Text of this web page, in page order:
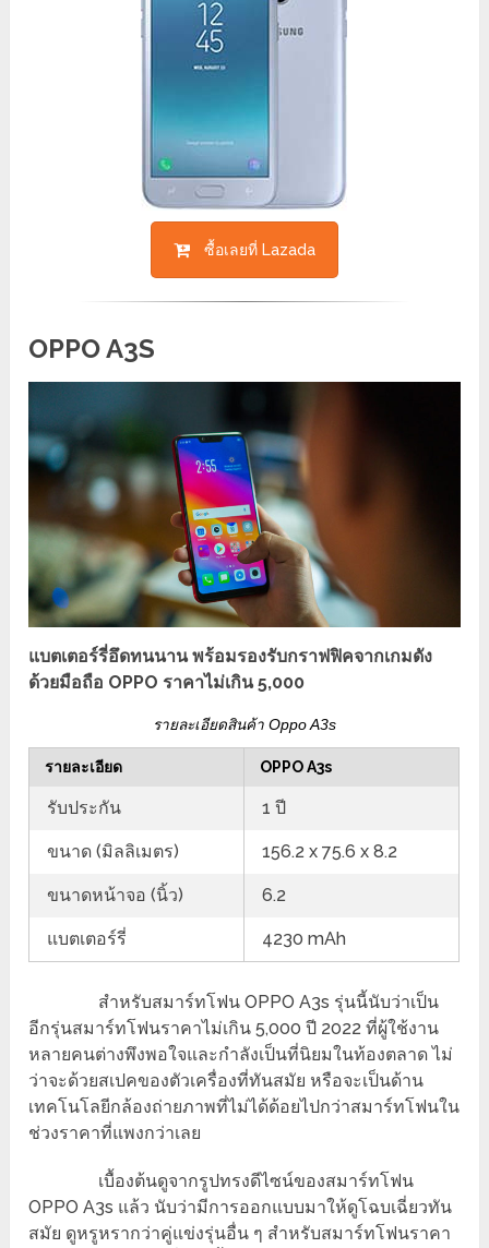
ซื้อเลยที่ Lazada
OPPO A3S
แบตเตอร์รี่อึดทนนาน พร้อมรองรับกราฟฟิคจากเกมดัง
ด้วยมือถือ OPPO ราคาไม่เกิน 5,000
รายละเอียดสินค้า Oppo A3s
รายละเอียด OPPO A3s
รับประกัน 1 ปี
ขนาด (มิลลิเมตร) 156.2 x 75.6 x 8.2
ขนาดหน้าจอ (นิ้ว) 6.2
แบตเตอร์รี่ 4230 mAh
สำหรับสมาร์ทโฟน OPPO A3s รุ่นนี้นับว่าเป็น
อีกรุ่นสมาร์ทโฟนราคาไม่เกิน 5,000 ปี 2022 ที่ผู้ใช้งาน
หลายคนต่างพึงพอใจและกำลังเป็นที่นิยมในท้องตลาด ไม่
ว่าจะด้วยสเปคของตัวเครื่องที่ทันสมัย หรือจะเป็นด้าน
เทคโนโลยีกล้องถ่ายภาพที่ไม่ได้ด้อยไปกว่าสมาร์ทโฟนใน
ช่วงราคาที่แพงกว่าเลย
เบื้องต้นดูจากรูปทรงดีไซน์ของสมาร์ทโฟน
OPPO A3s แล้ว นับว่ามีการออกแบบมาให้ดูโฉบเฉี่ยวทัน
สมัย ดูหรูหรากว่าคู่แข่งรุ่นอื่น ๆ สำหรับสมาร์ทโฟนราคา